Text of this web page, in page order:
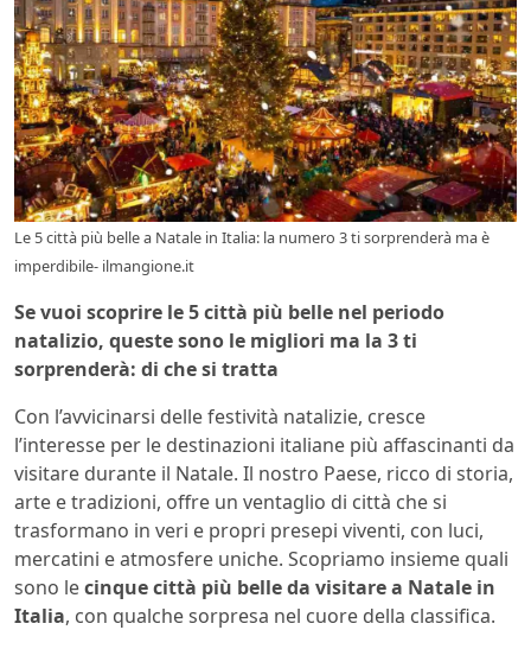
Le 5 città più belle a Natale in Italia: la numero 3 ti sorprenderà ma è
imperdibile- ilmangione.it
Se vuoi scoprire le 5 città più belle nel periodo
natalizio, queste sono le migliori ma la 3 ti
sorprenderà: di che si tratta
Con l’avvicinarsi delle festività natalizie, cresce
l’interesse per le destinazioni italiane più affascinanti da
visitare durante il Natale. Il nostro Paese, ricco di storia,
arte e tradizioni, offre un ventaglio di città che si
trasformano in veri e propri presepi viventi, con luci,
mercatini e atmosfere uniche. Scopriamo insieme quali
sono lecinque città più belle da visitare a Natale in
Italia, con qualche sorpresa nel cuore della classifica.